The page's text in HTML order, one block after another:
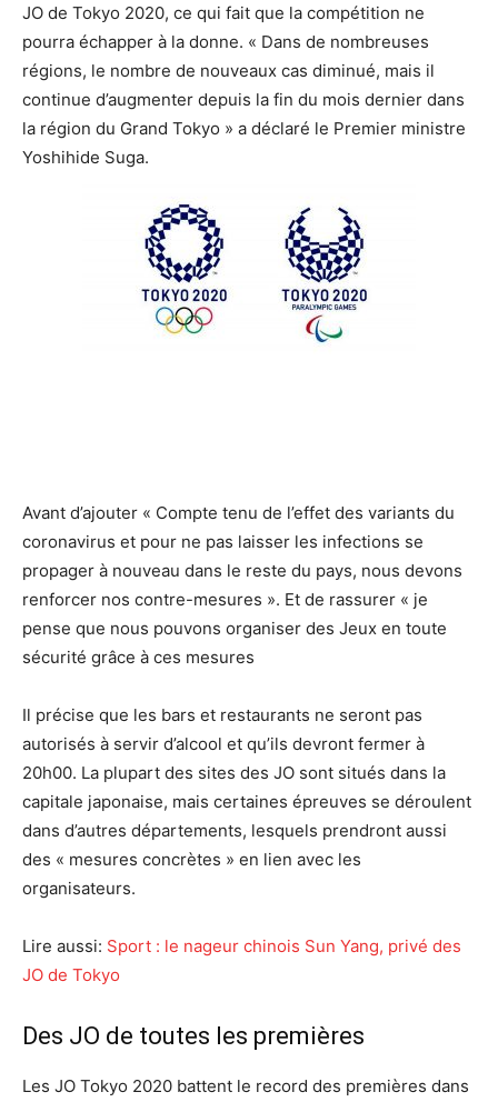
JO de Tokyo 2020, ce qui fait que la compétition ne
pourra échapper à la donne. « Dans de nombreuses
régions, le nombre de nouveaux cas diminué, mais il
continue d’augmenter depuis la fin du mois dernier dans
la région du Grand Tokyo » a déclaré le Premier ministre
Yoshihide Suga.
Avant d’ajouter « Compte tenu de l’effet des variants du
coronavirus et pour ne pas laisser les infections se
propager à nouveau dans le reste du pays, nous devons
renforcer nos contre-mesures ». Et de rassurer « je
pense que nous pouvons organiser des Jeux en toute
sécurité grâce à ces mesures
Il précise que les bars et restaurants ne seront pas
autorisés à servir d’alcool et qu’ils devront fermer à
20h00. La plupart des sites des JO sont situés dans la
capitale japonaise, mais certaines épreuves se déroulent
dans d’autres départements, lesquels prendront aussi
des « mesures concrètes » en lien avec les
organisateurs.
Lire aussi: Sport : le nageur chinois Sun Yang, privé des
JO de Tokyo
Des JO de toutes les premières
Les JO Tokyo 2020 battent le record des premières dans